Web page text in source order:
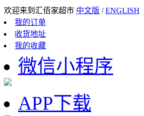
欢迎来到汇佰家超市 中文版 /ENGLISH
我的订单
收货地址
我的收藏
微信小程序
APP下载